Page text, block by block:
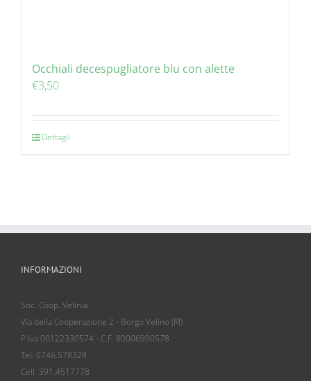
Occhiali decespugliatore blu con alette
€3,50
Dettagli
INFORMAZIONI
Soc. Coop. Velinia
Via della Cooperazione 2 - Borgo Velino (RI)
P.Iva 00122330574 - C.F. 80006990578
Tel. 0746.578329
Cell. 391.4517778